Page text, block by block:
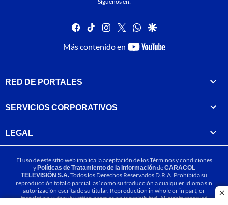
facebook
tiktok instagram
twitterwhatsapp
google
Más contenido en
youtube-
RED DE PORTALES
SERVICIOS CORPORATIVOS
LEGAL
El uso de este sitio web implica la aceptación de losTérminos y condiciones
yPolíticas de Tratamiento de la InformacióndeCARACOL
TELEVISIÓN S.A.Todos los Derechos Reservados D.R.A. Prohibida su
reproducción total o parcial, así como su traducción a cualquier idioma sin
autorización escrita de su titular. Reproduction in whole or in part, or
translation without written permission is prohibited. All rights reserved